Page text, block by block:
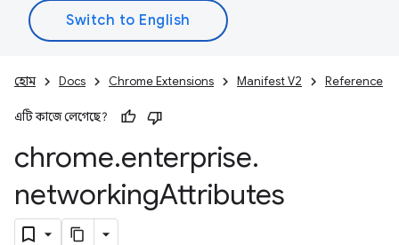
হোম Docs Chrome Extensions Manifest V2 Reference
এটি কাজে লেগেছে?
chrome.enterprise.
networkingAttributes